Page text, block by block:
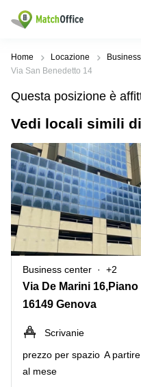
Dare in locazione e affittare
Tipologie di
locali
Ufficio
Business
Center
Coworking
Sala
Riunioni
Virtuale
Zone
Popolari
Genova
Milano
Treviso
Palermo
Bari
Torino
Firenze
Pescara
Verona
Ricerche
popolari
Coworking
Lazio
Coworking
Bologna
Uffici
affitto a
Vicenza
Coworking
Palermo
Uffici
in
affitto a
Pescara
Coworking
Lombardy
Aiuto
Chi Siamo
Metti in elenco il tuo
Prezzo
Accesso
Home Locazione
Via San Benedetto 14
Questa posizione è
Vedi locali simili
Business center +2
Via De Marini 16,Piano
16149 Genova
Scrivanie
prezzo per spazio
al mese
A